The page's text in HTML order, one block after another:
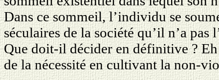
Dans ce sommeil, l’individu se
séculaires de la société qu’il n’a pas
Que doit-il décider en définitive ?
de la nécessité en cultivant la non-